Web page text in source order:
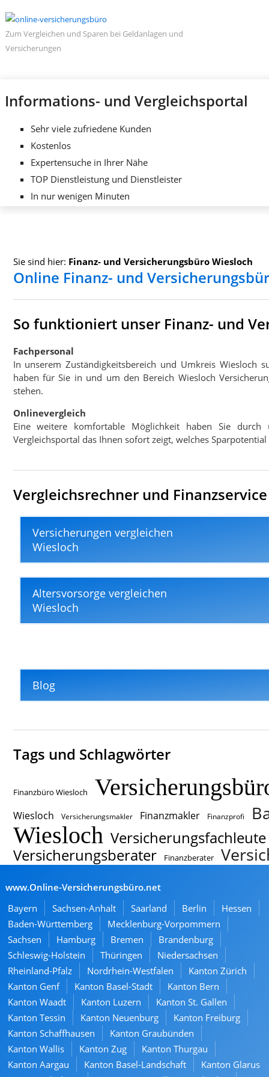
Zum Vergleichen und Sparen bei Geldanlagen und
Versicherungen
Informations- und Vergleichsportal
Sehr viele zufriedene Kunden
Kostenlos
Expertensuche in Ihrer Nähe
TOP Dienstleistung und Dienstleister
In nur wenigen Minuten
Sie sind hier: Finanz- und Versicherungsbüro Wiesloch
Online Finanz- und
So funktioniert unser Finanz- und
Fachpersonal
In unserem Zuständigkeitsbereich und Umkreis Wiesloch
haben für Sie in und um den Bereich Wiesloch
stehen.
Onlinevergleich
Eine weitere komfortable Möglichkeit haben Sie
Vergleichsportal das Ihnen sofort zeigt, welches
Vergleichsrechner und
Versicherungen vergleichen
Wiesloch
Altersvorsorge vergleichen
Wiesloch
Blog
Tags und Schlagwörter
Finanzbüro Wiesloch
Wiesloch Versicherungsmakler Finanzmakler Finanzprofi
Wiesloch Versicherungsfachleute
Versicherungsberater
Finanzberater
www.Online-Versicherungsbüro.net
Bayern
Sachsen-Anhalt Saarland Berlin
Hessen
Baden-Württemberg
Mecklenburg-Vorpommern
Sachsen
Hamburg Bremen
Brandenburg
Schleswig-Holstein
Thüringen
Niedersachsen
Rheinland-Pfalz
Nordrhein-Westfalen
Kanton Zürich
Kanton Genf
Kanton Basel-Stadt
Kanton Bern
Kanton Waadt
Kanton Luzern
Kanton St. Gallen
Kanton Tessin
Kanton Neuenburg
Kanton Freiburg
Kanton Schaffhausen
Kanton Graubünden
Kanton Wallis
Kanton Zug
Kanton Thurgau
Kanton Aargau
Kanton Basel-Landschaft
Kanton Glarus